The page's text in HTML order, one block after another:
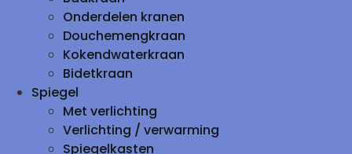
Onderdelen kranen
Douchemengkraan
Kokendwaterkraan
Bidetkraan
Spiegel
Met verlichting
Verlichting / verwarming
Spiegelkasten